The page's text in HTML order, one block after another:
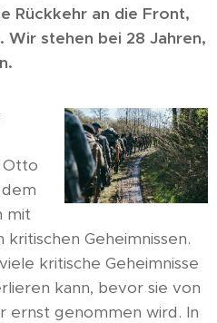
Rückkehr an die Front,
Wir stehen bei 28 Jahren,
Otto
mit
Geheimnissen.
kritische Geheimnisse
kann, bevor sie von
ernst genommen wird. In